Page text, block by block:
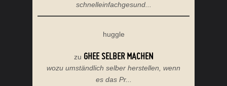
schnelleinfachgesund...
huggle
zu GHEE SELBER MACHEN
wozu umständlich selber herstellen, wenn
es das Pr...